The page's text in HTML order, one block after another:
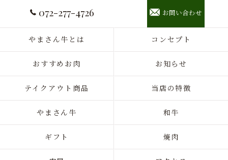
072-277-4726 お問い合わせ
やまさん牛とは コンセプト
おすすめお肉 お知らせ
テイクアウト商品 当店の特徴
やまさん牛 和牛
ギフト 焼肉